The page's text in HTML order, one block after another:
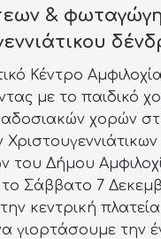
&
Κέντρο
με το παιδικό
χορών
του Δήμου
Σάββατο 7
κεντρική
γιορτάσουμε την